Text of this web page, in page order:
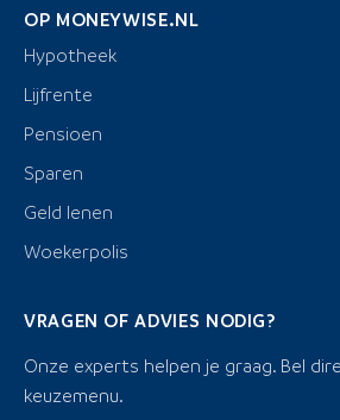
OP MONEYWISE.NL
Hypotheek
Lijfrente
Pensioen
Sparen
Geld lenen
Woekerpolis
VRAGEN OF ADVIES NODIG?
Onze experts helpen je graag. Bel
keuzemenu.